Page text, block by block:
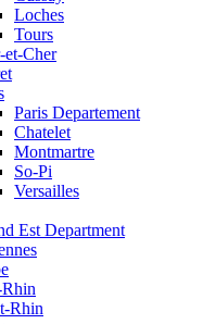
Loches
Tours
Cher
Paris Departement
Chatelet
Montmartre
So-Pi
Versailles
Est Department
Rhin